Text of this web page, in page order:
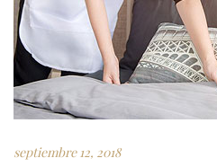
septiembre 12, 2018